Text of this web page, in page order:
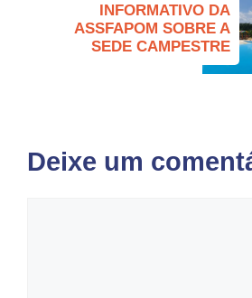
INFORMATIVO DA
ASSFAPOM SOBRE A
SEDE CAMPESTRE
Deixe um